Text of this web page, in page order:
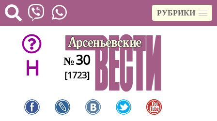
РУБРИКИ
H №30
[1723]